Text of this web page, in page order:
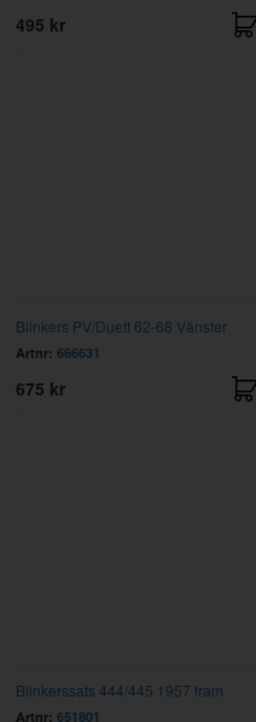
495 kr
Blinkers PV/Duett 62-68 Vänster
Artnr: 666631
675 kr
Blinkerssats 444/445 1957 fram
Artnr: 651801